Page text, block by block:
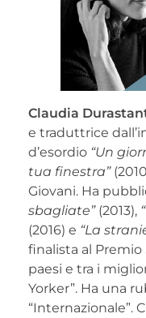
Claudia
e traduttrice
d’esordio “Un
tua finestra”
Giovani. Ha
sbagliate” (2013),
(2016) e “La
finalista al
paesi e tra i
Yorker”. Ha una
“Internazionale”.